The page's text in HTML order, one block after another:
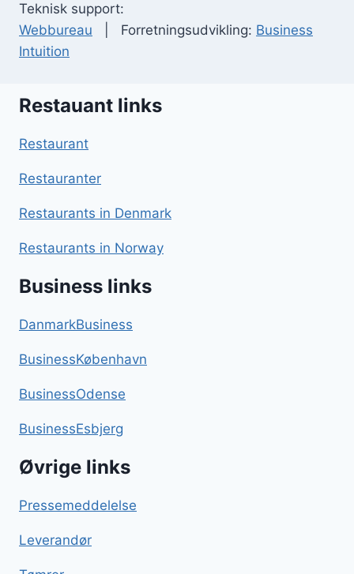
Teknisk support:
Webbureau | Forretningsudvikling: Business
Intuition
Restauant links
Restaurant
Restauranter
Restaurants in Denmark
Restaurants in Norway
Business links
DanmarkBusiness
BusinessKøbenhavn
BusinessOdense
BusinessEsbjerg
Øvrige links
Pressemeddelelse
Leverandør